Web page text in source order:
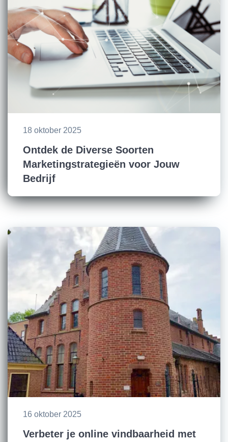
18 oktober 2025
Ontdek de Diverse Soorten
Marketingstrategieën voor Jouw
Bedrijf
16 oktober 2025
Verbeter je online vindbaarheid met